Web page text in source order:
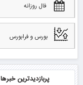
فال روزانه
بورس و فرابورس
پربازدیدترین خبرها